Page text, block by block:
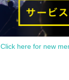
Click here for new